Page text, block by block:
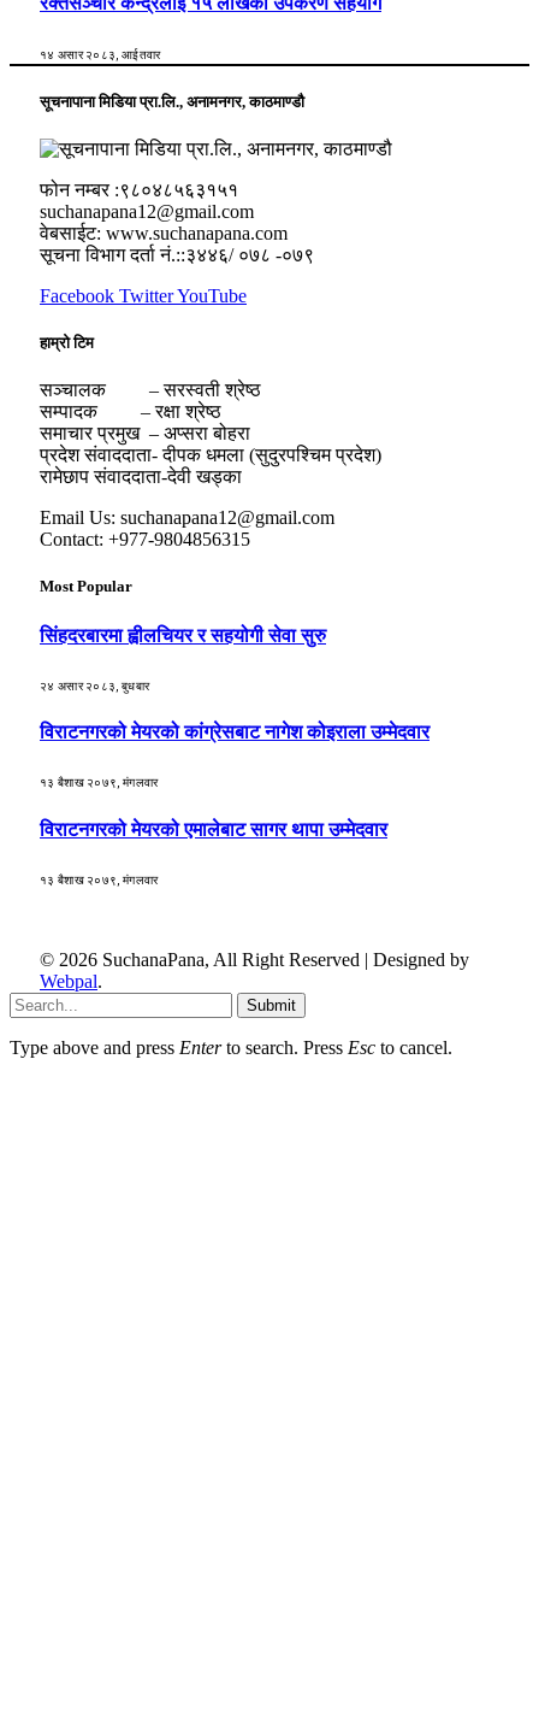
१४ असार २०८३, आईतवार
सूचनापाना मिडिया प्रा.लि., अनामनगर, काठमाण्डौ
फोन नम्बर :९८०४८५६३१५१
suchanapana12@gmail.com
वेबसाईट: www.suchanapana.com
सूचना विभाग दर्ता नं.::३४४६/ ०७८ -०७९
Facebook TwitterYouTube
हाम्रो टिम
सञ्चालक – सरस्वती श्रेष्ठ
सम्पादक – रक्षा श्रेष्ठ
समाचार प्रमुख – अप्सरा बोहरा
प्रदेश संवाददाता- दीपक धमला (सुदुरपश्चिम प्रदेश)
रामेछाप संवाददाता-देवी खड्का
Email Us: suchanapana12@gmail.com
Contact: +977-9804856315
Most Popular
सिंहदरबारमा ह्वीलचियर र सहयोगी सेवा सुरु
२४ असार २०८३, बुधबार
विराटनगरको मेयरको कांग्रेसबाट नागेश कोइराला उम्मेदवार
१३ बैशाख २०७९, मंगलवार
विराटनगरको मेयरको एमालेबाट सागर थापा उम्मेदवार
१३ बैशाख २०७९, मंगलवार
© 2026 SuchanaPana, All Right Reserved | Designed by
Webpal.
Submit
Type above and press Enterto search. Press Esc to cancel.